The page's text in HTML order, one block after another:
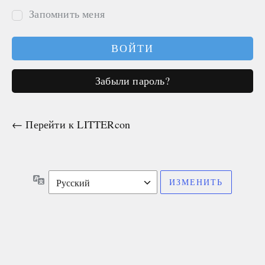
Запомнить меня
Забыли пароль?
← Перейти к LITTERcon
Язык